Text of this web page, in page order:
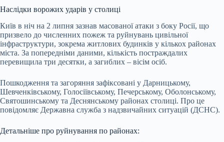
Наслідки ворожих ударів у столиці
Київ в ніч на 2 липня зазнав масованої атаки з боку Росії, що
призвело до численних пожеж та руйнувань цивільної
інфраструктури, зокрема житлових будинків у кількох районах
міста. За попередніми даними, кількість постраждалих
перевищила три десятки, а загиблих – вісім осіб.
Пошкодження та загоряння зафіксовані у Дарницькому,
Шевченківському, Голосіївському, Печерському, Оболонському,
Святошинському та Деснянському районах столиці. Про це
повідомляє Державна служба з надзвичайних ситуацій (ДСНС).
Детальніше про руйнування по районах: